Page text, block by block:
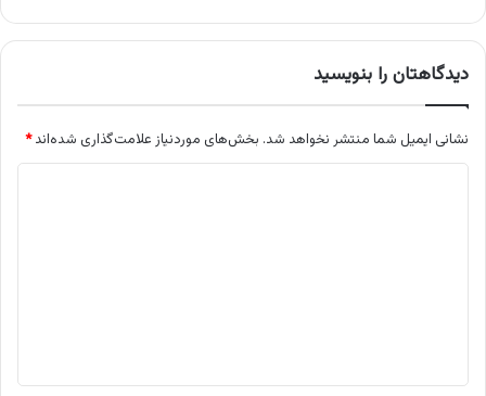
دیدگاهتان را بنویسید
نشانی ایمیل شما منتشر نخواهد شد. بخش‌های موردنیاز علامت‌گذاری شده‌اند*